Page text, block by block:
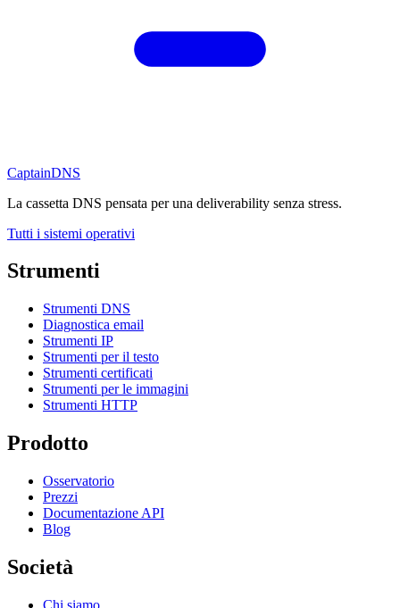
CaptainDNS
La cassetta DNS pensata per una deliverability senza stress.
Tutti i sistemi operativi
Strumenti
Strumenti DNS
Diagnostica email
Strumenti IP
Strumenti per il testo
Strumenti certificati
Strumenti per le immagini
Strumenti HTTP
Prodotto
Osservatorio
Prezzi
Documentazione API
Blog
Società
Chi siamo